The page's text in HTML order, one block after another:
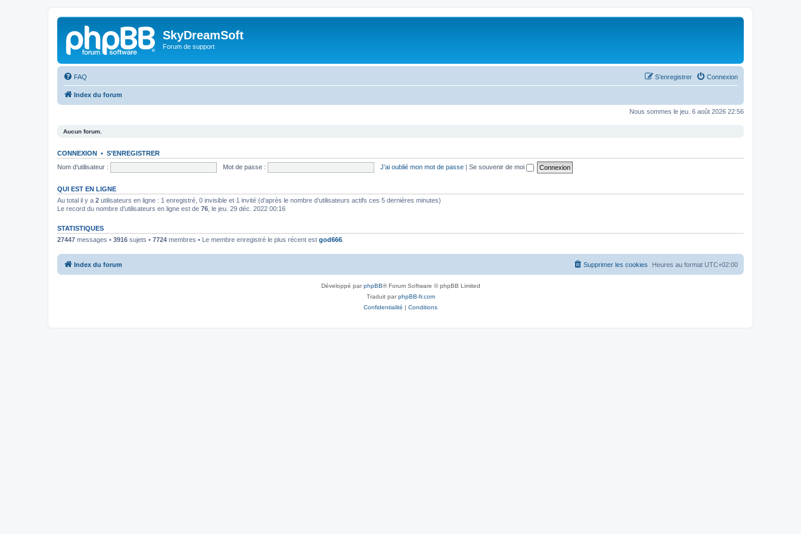
SkyDreamSoft
Forum de support
FAQ Connexion
S’enregistrer
Index du forum
Nous sommes le jeu. 6 août 2026 22:56
Aucun forum.
CONNEXION • S’ENREGISTRER
Nom d’utilisateur :
Mot de passe : J’ai oublié mon mot de passe | Se souvenir de moi
QUI EST EN LIGNE
Au total il y a 2 utilisateurs en ligne : 1 enregistré, 0 invisible et 1 invité (d’après le nombre d’utilisateurs actifs ces 5 dernières minutes)
Le record du nombre d’utilisateurs en ligne est de 76 , le jeu. 29 déc. 2022 00:16
STATISTIQUES
27447 messages • 3916 sujets • 7724 membres • Le membre enregistré le plus récent est god666
Index du forum Heures au format UTC+02:00
Supprimer les cookies
Développé parphpBB® Forum Software © phpBB Limited
Traduit parphpBB-fr.com
Confidentialité | Conditions